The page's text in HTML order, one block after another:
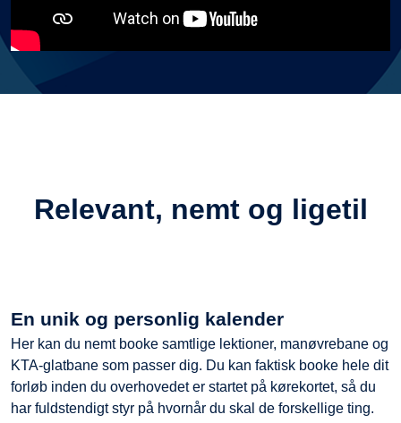
Relevant, nemt og ligetil
En unik og personlig kalender
Her kan du nemt booke samtlige lektioner, manøvrebane og
KTA-glatbane som passer dig. Du kan faktisk booke hele dit
forløb inden du overhovedet er startet på kørekortet, så du
har fuldstendigt styr på hvornår du skal de forskellige ting.